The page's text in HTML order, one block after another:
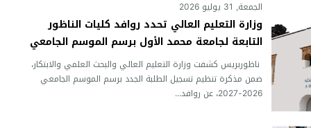
الجمعة, 31 يوليو 2026
وزارة التعليم العالي تحدد روافد كليات الناظور
التابعة لجامعة محمد الأول برسم الموسم الجامعي
2026-2027
ناظوربريس كشفت وزارة التعليم العالي والبحث العلمي والابتكار،
ضمن مذكرة تنظيم تسجيل الطلبة الجدد برسم الموسم الجامعي
2026-2027، عن روافد...